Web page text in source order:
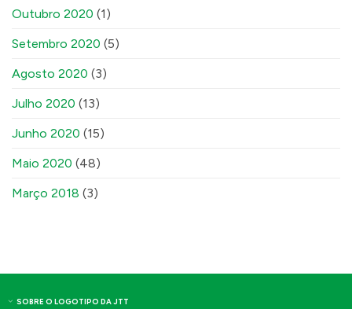
Outubro 2020 (1)
Setembro 2020 (5)
Agosto 2020 (3)
Julho 2020 (13)
Junho 2020 (15)
Maio 2020 (48)
Março 2018 (3)
SOBRE O LOGOTIPO DA JTT